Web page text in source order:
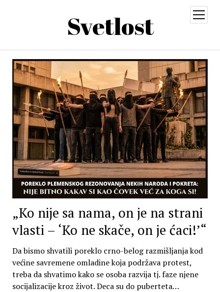
Svetlost
open
menu
„Ko nije sa nama, on je na strani
vlasti – ‘Ko ne skače, on je ćaci!’“
Da bismo shvatili poreklo crno-belog razmišljanja kod
većine savremene omladine koja podržava protest,
treba da shvatimo kako se osoba razvija tj. faze njene
socijalizacije kroz život. Deca su do puberteta…